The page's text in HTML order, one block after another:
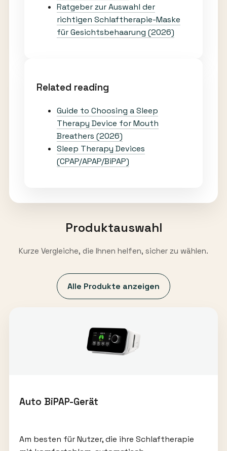
Ratgeber zur Auswahl der
richtigen Schlaftherapie-Maske
für Gesichtsbehaarung (2026)
Related reading
Guide to Choosing a Sleep
Therapy Device for Mouth
Breathers (2026)
Sleep Therapy Devices
(CPAP/APAP/BiPAP)
Produktauswahl
Kurze Vergleiche, die Ihnen helfen, sicher zu wählen.
Alle Produkte anzeigen
Auto BiPAP-Gerät
Am besten für Nutzer, die ihre Schlaftherapie